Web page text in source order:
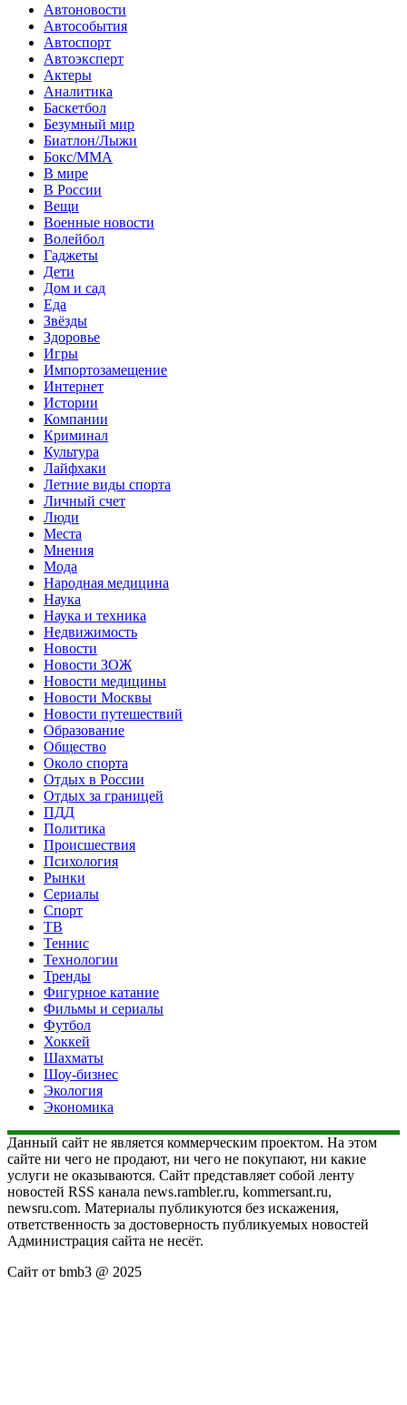
Автоновости
Автособытия
Автоспорт
Автоэксперт
Актеры
Аналитика
Баскетбол
Безумный мир
Биатлон/Лыжи
Бокс/MMA
В мире
В России
Вещи
Военные новости
Волейбол
Гаджеты
Дети
Дом и сад
Еда
Звёзды
Здоровье
Игры
Импортозамещение
Интернет
Истории
Компании
Криминал
Культура
Лайфхаки
Летние виды спорта
Личный счет
Люди
Места
Мнения
Мода
Народная медицина
Наука
Наука и техника
Недвижимость
Новости
Новости ЗОЖ
Новости медицины
Новости Москвы
Новости путешествий
Образование
Общество
Около спорта
Отдых в России
Отдых за границей
ПДД
Политика
Происшествия
Психология
Рынки
Сериалы
Спорт
ТВ
Теннис
Технологии
Тренды
Фигурное катание
Фильмы и сериалы
Футбол
Хоккей
Шахматы
Шоу-бизнес
Экология
Экономика
Данный сайт не является коммерческим проектом. На этом
сайте ни чего не продают, ни чего не покупают, ни какие
услуги не оказываются. Сайт представляет собой ленту
новостей RSS канала news.rambler.ru, kommersant.ru,
newsru.com. Материалы публикуются без искажения,
ответственность за достоверность публикуемых новостей
Администрация сайта не несёт.
Сайт от bmb3 @ 2025